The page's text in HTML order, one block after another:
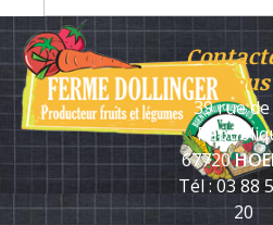
nous
39 rue
67720
Tél : 03 88
20